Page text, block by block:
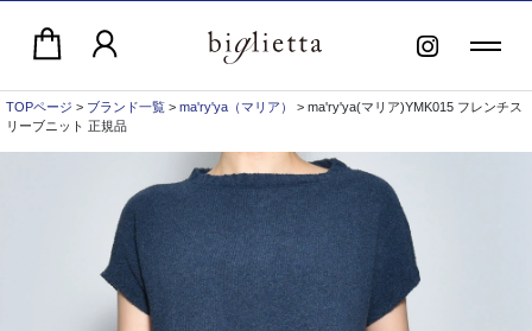
TOPページ > ブランド一覧 > ma'ry'ya（マリア）
> ma'ry'ya(マリア)YMK015 フレンチス
リーブニット 正規品